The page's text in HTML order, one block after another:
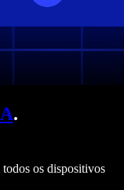
.
os dispositivos